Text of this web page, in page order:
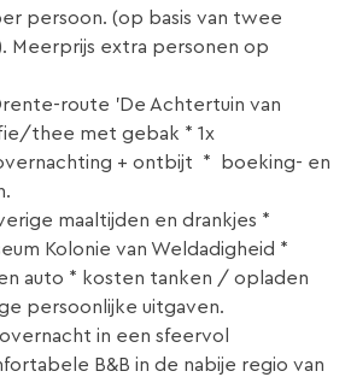
persoon. (op basis van twee
Meerprijs extra personen op
route 'De Achtertuin van
thee met gebak * 1x
+ ontbijt * boeking- en
maaltijden en drankjes *
Kolonie van Weldadigheid *
auto * kosten tanken / opladen
persoonlijke uitgaven.
in een sfeervol
B&B in de nabije regio van